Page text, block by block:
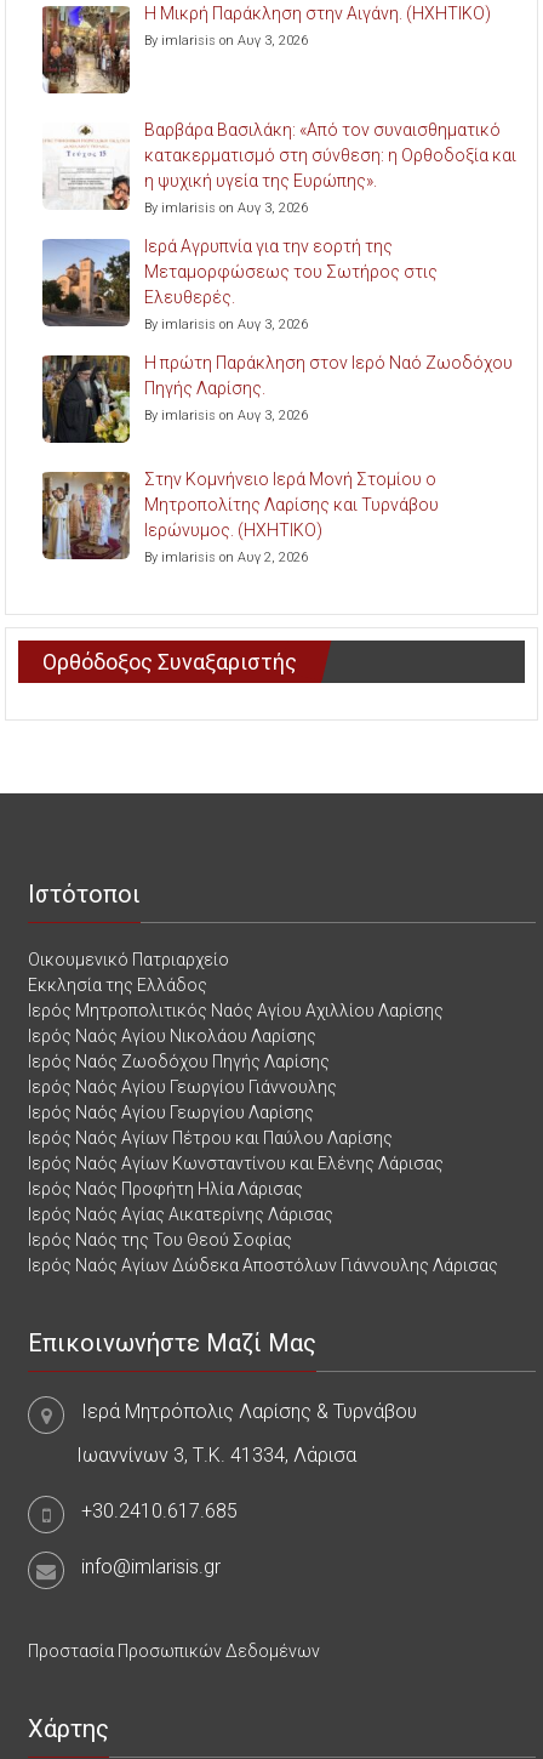
Η Μικρή Παράκληση στην Αιγάνη. (ΗΧΗΤΙΚΟ)
By imlarisis on Αυγ 3, 2026
Βαρβάρα Βασιλάκη: «Από τον συναισθηματικό
κατακερματισμό στη σύνθεση: η Ορθοδοξία και
η ψυχική υγεία της Ευρώπης».
By imlarisis on Αυγ 3, 2026
Ιερά Αγρυπνία για την εορτή της
Μεταμορφώσεως του Σωτήρος στις
Ελευθερές.
By imlarisis on Αυγ 3, 2026
Η πρώτη Παράκληση στον Ιερό Ναό Ζωοδόχου
Πηγής Λαρίσης.
By imlarisis on Αυγ 3, 2026
Στην Κομνήνειο Ιερά Μονή Στομίου ο
Μητροπολίτης Λαρίσης και Τυρνάβου
Ιερώνυμος. (ΗΧΗΤΙΚΟ)
By imlarisis on Αυγ 2, 2026
Ορθόδοξος Συναξαριστής
Ιστότοποι
Οικουμενικό Πατριαρχείο
Εκκλησία της Ελλάδος
Ιερός Μητροπολιτικός Ναός Αγίου Αχιλλίου Λαρίσης
Ιερός Ναός Αγίου Νικολάου Λαρίσης
Ιερός Ναός Ζωοδόχου Πηγής Λαρίσης
Ιερός Ναός Αγίου Γεωργίου Γιάννουλης
Ιερός Ναός Αγίου Γεωργίου Λαρίσης
Ιερός Ναός Αγίων Πέτρου και Παύλου Λαρίσης
Ιερός Ναός Αγίων Κωνσταντίνου και Ελένης Λάρισας
Ιερός Ναός Προφήτη Ηλία Λάρισας
Ιερός Ναός Αγίας Αικατερίνης Λάρισας
Ιερός Ναός της Του Θεού Σοφίας
Ιερός Ναός Αγίων Δώδεκα Αποστόλων Γιάννουλης Λάρισας
Επικοινωνήστε Μαζί Μας
Ιερά Μητρόπολις Λαρίσης & Τυρνάβου
Ιωαννίνων 3, Τ.Κ. 41334, Λάρισα
+30.2410.617.685
info@imlarisis.gr
Προστασία Προσωπικών Δεδομένων
Χάρτης